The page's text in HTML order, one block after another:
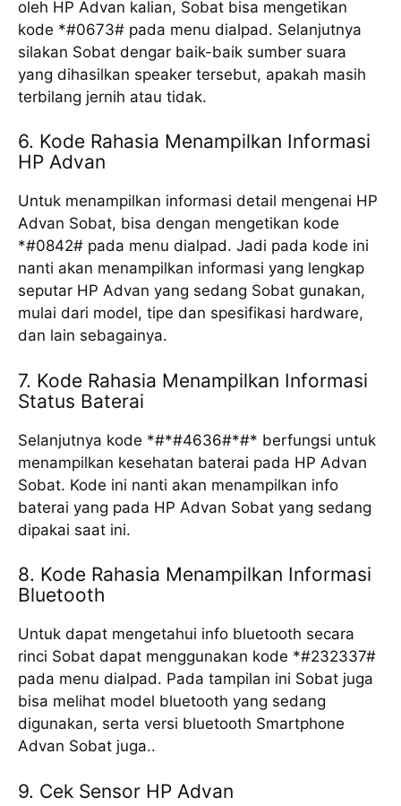
oleh HP Advan kalian, Sobat bisa mengetikan
kode *#0673# pada menu dialpad. Selanjutnya
silakan Sobat dengar baik-baik sumber suara
yang dihasilkan speaker tersebut, apakah masih
terbilang jernih atau tidak.
6. Kode Rahasia Menampilkan Informasi
HP Advan
Untuk menampilkan informasi detail mengenai HP
Advan Sobat, bisa dengan mengetikan kode
*#0842# pada menu dialpad. Jadi pada kode ini
nanti akan menampilkan informasi yang lengkap
seputar HP Advan yang sedang Sobat gunakan,
mulai dari model, tipe dan spesifikasi hardware,
dan lain sebagainya.
7. Kode Rahasia Menampilkan Informasi
Status Baterai
Selanjutnya kode *#*#4636#*#* berfungsi untuk
menampilkan kesehatan baterai pada HP Advan
Sobat. Kode ini nanti akan menampilkan info
baterai yang pada HP Advan Sobat yang sedang
dipakai saat ini.
8. Kode Rahasia Menampilkan Informasi
Bluetooth
Untuk dapat mengetahui info bluetooth secara
rinci Sobat dapat menggunakan kode *#232337#
pada menu dialpad. Pada tampilan ini Sobat juga
bisa melihat model bluetooth yang sedang
digunakan, serta versi bluetooth Smartphone
Advan Sobat juga..
9. Cek Sensor HP Advan